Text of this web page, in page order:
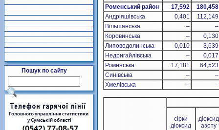
Пошук по сайту
Роменський район
17,592
180,458
Андріяшівська
0,401
112,149
Вільшанська
–
–
Коровинська
–
0,130
Липоводолинська
0,010
3,639
Недригайлівська
–
0,017
Роменська
17,181
64,523
Синівська
–
–
Хмелівська
– –
сірки
діоксид
діоксид
азоту